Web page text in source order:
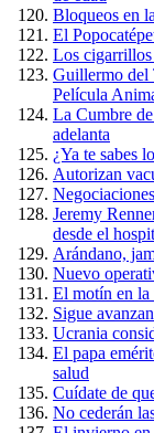
Bloqueos en
El
Los cigarrillos
Guillermo del
Película
La Cumbre
adelanta
¿Ya te sabes
Autorizan
Jeremy
desde el
Arándano,
Nuevo
El motín en la
Sigue
Ucrania
El papa
salud
Cuídate de
No cederán